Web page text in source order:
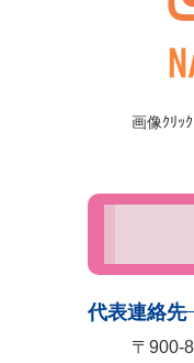
画像ｸﾘｯ
代表連絡先
〒900-